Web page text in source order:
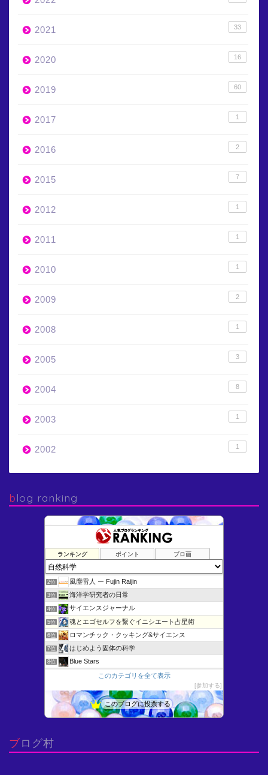
2021 33
2020 16
2019 60
2017 1
2016 2
2015 7
2012 1
2011 1
2010 1
2009 2
2008 1
2005 3
2004 8
2003 1
2002 1
blog ranking
ランキング ポイント ブロ画
1位 けむさん 化学情報センター
2位 風塵雷人 ー Fujin Raijin
3位 海洋学研究者の日常
4位 サイエンスジャーナル
5位 魂とエゴセルフを繋ぐイニシエート占星術
6位 ロマンチック・クッキング&サイエンス
7位 はじめよう固体の科学
8位 Blue Stars
明倫館書店ブログ
11位 猫が1匹おりま“した”
未確認生物 目撃情報！
14位
15位 思考の実験室〜AI先生との対話による問題の本質化〜
このカテゴリを全て表示
参加する
このブログに投票する
ブログ村